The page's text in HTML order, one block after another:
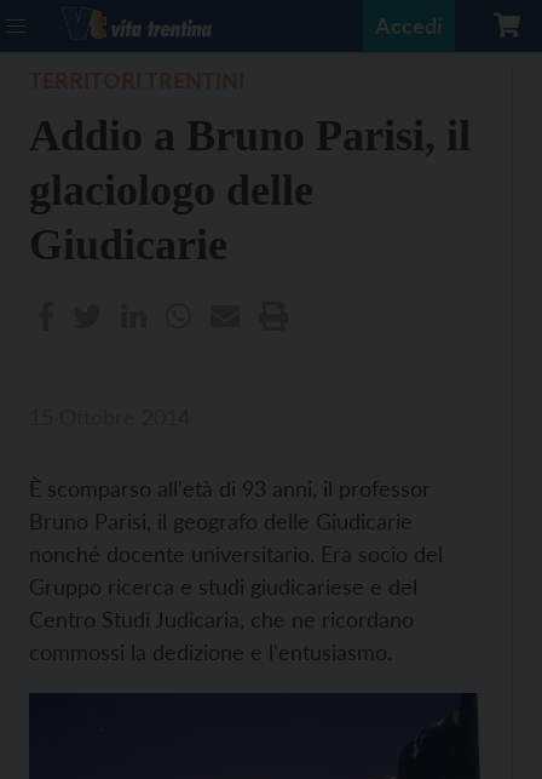
Accedi
Addio a Bruno Parisi, il
glaciologo delle
Giudicarie
È scomparso all'età di 93 anni, il professor
Bruno Parisi, il geografo delle Giudicarie
nonché docente universitario. Era socio del
Gruppo ricerca e studi giudicariese e del
Centro Studi Judicaria, che ne ricordano
commossi la dedizione e l'entusiasmo.